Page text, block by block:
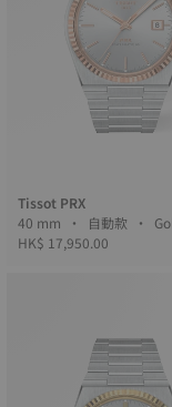
Tissot PRX
40 mm • 自
HK$ 17,950.00